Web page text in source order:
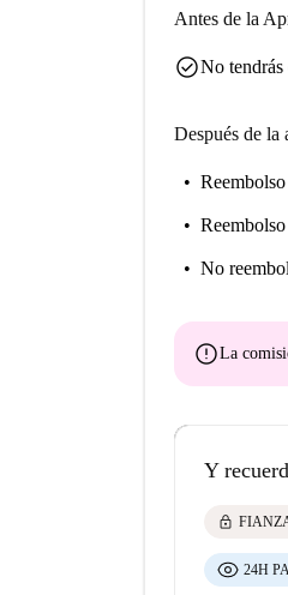
Antes de la
check_circleNo
Después de la
No
errorLa
Y
lock
24H